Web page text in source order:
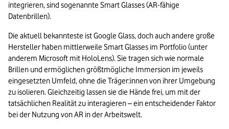
integrieren, sind sogenannte Smart Glasses (AR-fähige
Datenbrillen).
Die aktuell bekannteste ist Google Glass, doch auch andere große
Hersteller haben mittlerweile Smart Glasses im Portfolio (unter
anderem Microsoft mit HoloLens). Sie tragen sich wie normale
Brillen und ermöglichen größtmögliche Immersion im jeweils
eingesetzten Umfeld, ohne die Träger:innen von ihrer Umgebung
zu isolieren. Gleichzeitig lassen sie die Hände frei, um mit der
tatsächlichen Realität zu interagieren – ein entscheidender Faktor
bei der Nutzung von AR in der Arbeitswelt.